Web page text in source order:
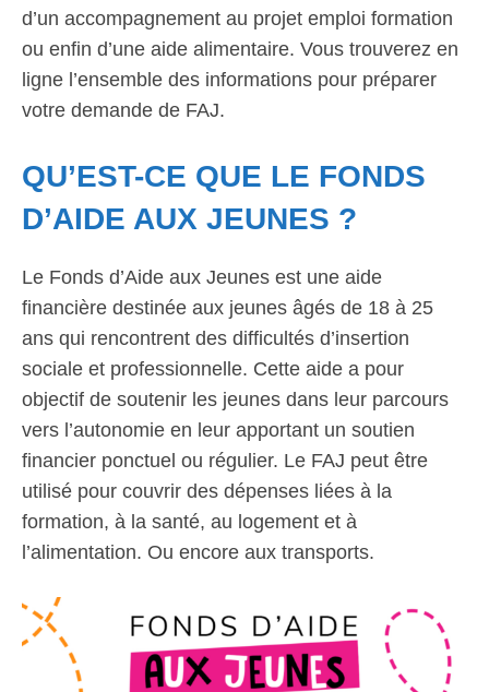
d’un accompagnement au projet emploi formation
ou enfin d’une aide alimentaire. Vous trouverez en
ligne l’ensemble des informations pour préparer
votre demande de FAJ.
QU’EST-CE QUE LE FONDS
D’AIDE AUX JEUNES ?
Le Fonds d’Aide aux Jeunes est une aide
financière destinée aux jeunes âgés de 18 à 25
ans qui rencontrent des difficultés d’insertion
sociale et professionnelle. Cette aide a pour
objectif de soutenir les jeunes dans leur parcours
vers l’autonomie en leur apportant un soutien
financier ponctuel ou régulier. Le FAJ peut être
utilisé pour couvrir des dépenses liées à la
formation, à la santé, au logement et à
l’alimentation. Ou encore aux transports.